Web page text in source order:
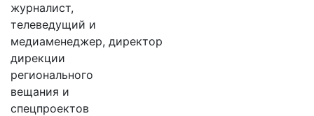
журналист,
телеведущий и
медиаменеджер, директор
дирекции
регионального
вещания и
спецпроектов